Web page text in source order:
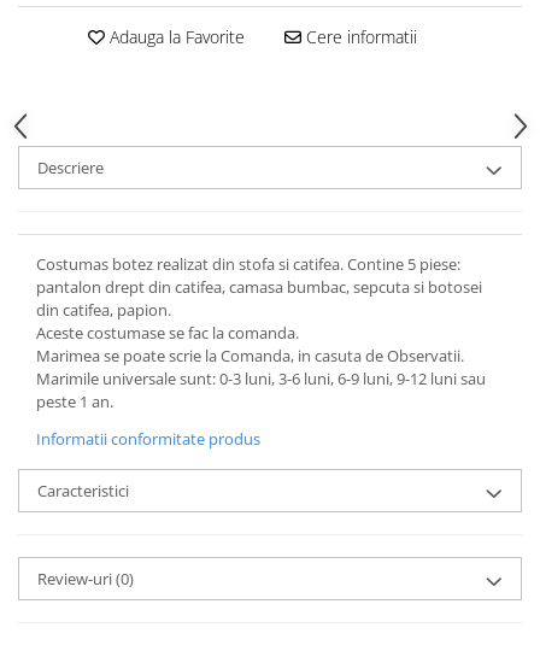
Adauga la Favorite Cere informatii
Descriere
Costumas botez realizat din stofa si catifea. Contine 5 piese:
pantalon drept din catifea, camasa bumbac, sepcuta si botosei
din catifea, papion.
Aceste costumase se fac la comanda.
Marimea se poate scrie la Comanda, in casuta de Observatii.
Marimile universale sunt: 0-3 luni, 3-6 luni, 6-9 luni, 9-12 luni sau
peste 1 an.
Informatii conformitate produs
Caracteristici
Review-uri(0)